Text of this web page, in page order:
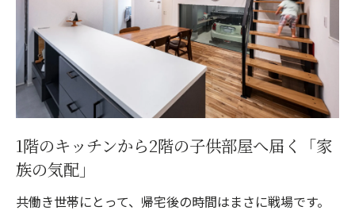
1階のキッチンから2階の子供部屋へ届く「家
族の気配」
共働き世帯にとって、帰宅後の時間はまさに戦場です。